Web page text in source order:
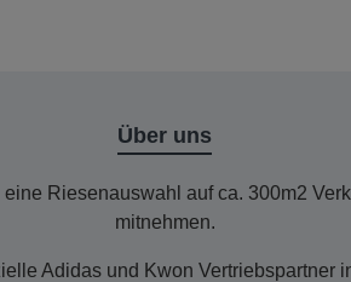
Über uns
Riesenauswahl auf ca. 300m2
mitnehmen.
Adidas und Kwon Vertriebspartner